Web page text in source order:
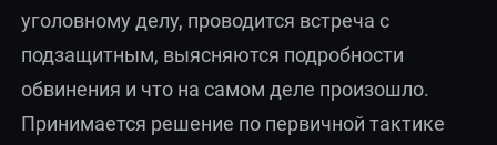
уголовному делу, проводится встреча с
подзащитным, выясняются подробности
обвинения и что на самом деле произошло.
Принимается решение по первичной тактике